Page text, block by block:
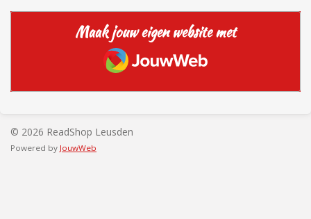
Maak jouw eigen website met
JouwWeb
© 2026 ReadShop Leusden
Powered by JouwWeb